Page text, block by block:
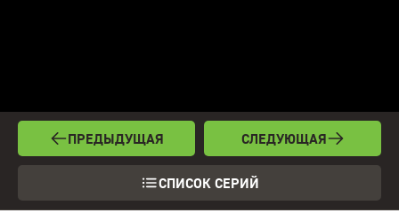
ПРЕДЫДУЩАЯ
СПИСОК СЕРИЙ
СЛЕДУЮЩАЯ